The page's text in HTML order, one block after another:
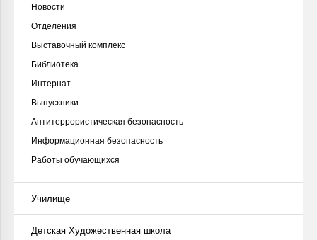
Новости
Отделения
Выставочный комплекс
Библиотека
Интернат
Выпускники
Антитеррористическая безопасность
Информационная безопасность
Работы обучающихся
Училище
Детская Художественная школа